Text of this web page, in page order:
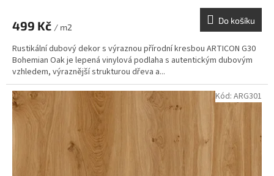
499 Kč / m2
Do košíku
Rustikální dubový dekor s výraznou přírodní kresbou ARTICON G30
Bohemian Oak je lepená vinylová podlaha s autentickým dubovým
vzhledem, výraznější strukturou dřeva a...
Kód: ARG301